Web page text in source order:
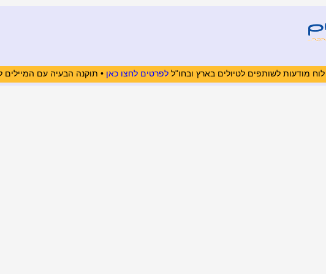
מודעות לשותפים לטיולים בארץ ובחו"ללפרטים לחצו כאן • תוקנה הבעיה עם